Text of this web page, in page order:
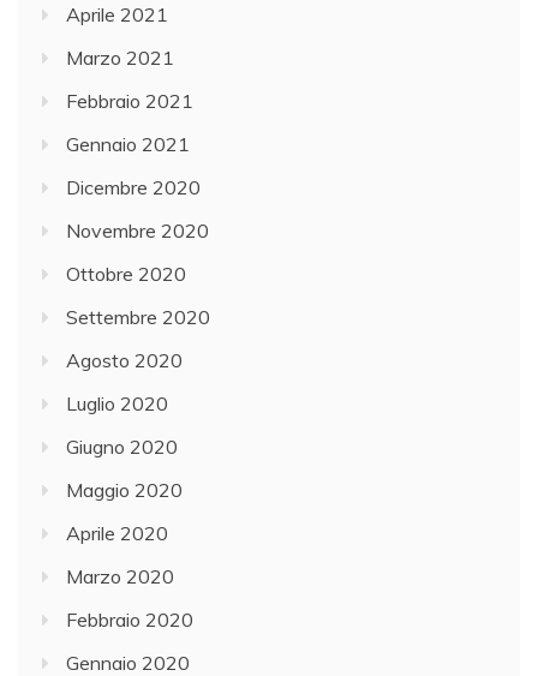
Aprile 2021
Marzo 2021
Febbraio 2021
Gennaio 2021
Dicembre 2020
Novembre 2020
Ottobre 2020
Settembre 2020
Agosto 2020
Luglio 2020
Giugno 2020
Maggio 2020
Aprile 2020
Marzo 2020
Febbraio 2020
Gennaio 2020